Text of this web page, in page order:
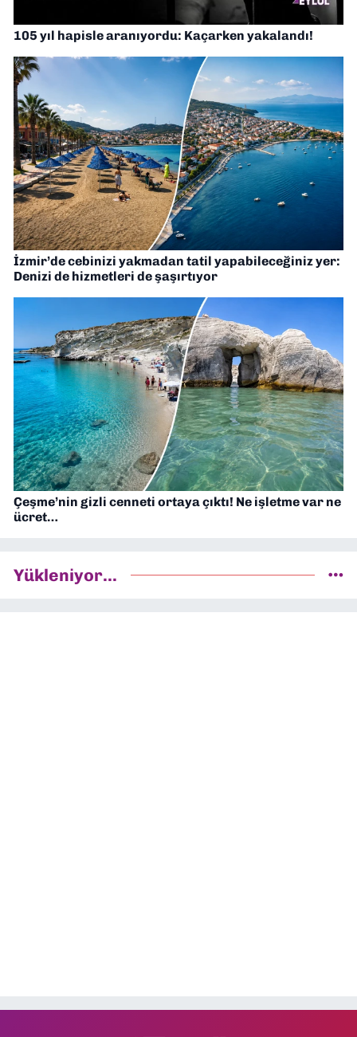
105 yıl hapisle aranıyordu: Kaçarken yakalandı!
İzmir’de cebinizi yakmadan tatil yapabileceğiniz yer:
Denizi de hizmetleri de şaşırtıyor
Çeşme’nin gizli cenneti ortaya çıktı! Ne işletme var ne
ücret…
Yükleniyor...